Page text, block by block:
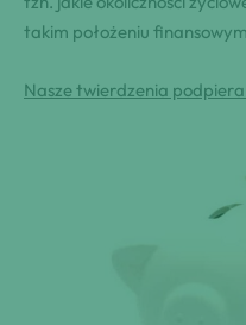
takim położeniu
Nasze twierdzenia